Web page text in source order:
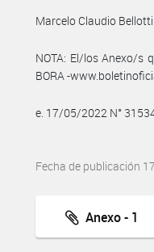
Marcelo Claudio Bellotti
NOTA: El/los Anexo/s
BORA -
e. 17/05/2022 N°
Fecha de publicación
Anexo - 1